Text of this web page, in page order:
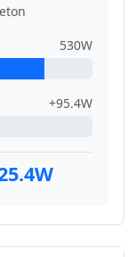
530W
+95.4W